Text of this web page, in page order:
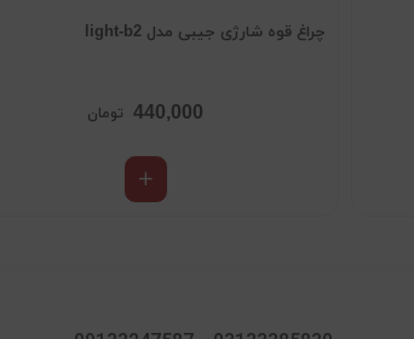
چراغ قوه شارژی جیبی مدل light-b2
440,000 تومان